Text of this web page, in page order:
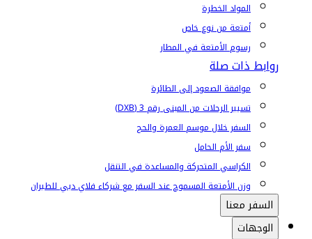
المواد الخطرة
أمتعة من نوع خاص
رسوم الأمتعة في المطار
روابط ذات صلة
موافقة الصعود إلى الطائرة
تسيير الرحلات من المبنى رقم 3 (DXB)
السفر خلال موسم العمرة والحج
سفر الأم الحامل
الكراسي المتحركة والمساعدة في التنقل
وزن الأمتعة المسموح عند السفر مع شركاء فلاي دبي للطيران
السفر معنا
الوجهات